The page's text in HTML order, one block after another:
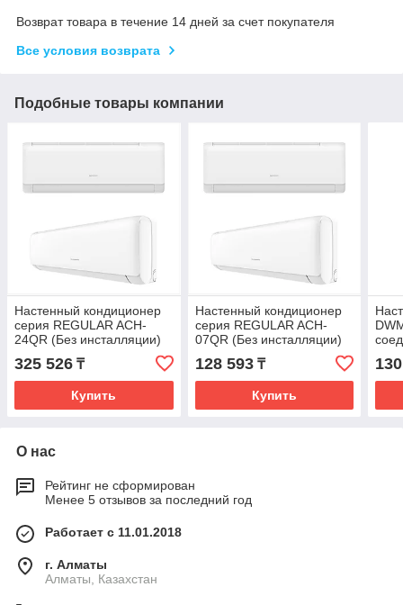
Возврат товара в течение 14 дней за счет покупателя
Все условия возврата
Подобные товары компании
Настенный кондиционер
серия REGULAR ACH-
24QR (Без инсталляции)
325 526 ₸
Купить
Настенный кондиционер
серия REGULAR ACH-
07QR (Без инсталляции)
128 593₸
Купить
О нас
Рейтинг не сформирован
Менее 5 отзывов за последний год
Работает с 11.01.2018
г. Алматы
Алматы, Казахстан